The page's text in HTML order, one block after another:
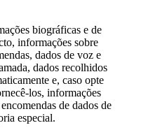
biográficas e de
informações sobre
dados de voz e
dados recolhidos
e, caso opte
los, informações
de dados de
especial.